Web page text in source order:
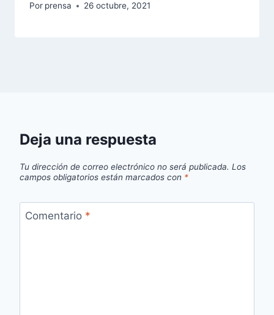
Por prensa 26 octubre, 2021
Deja una respuesta
Tu dirección de correo electrónico no será publicada. Los
campos obligatorios están marcados con *
Comentario *